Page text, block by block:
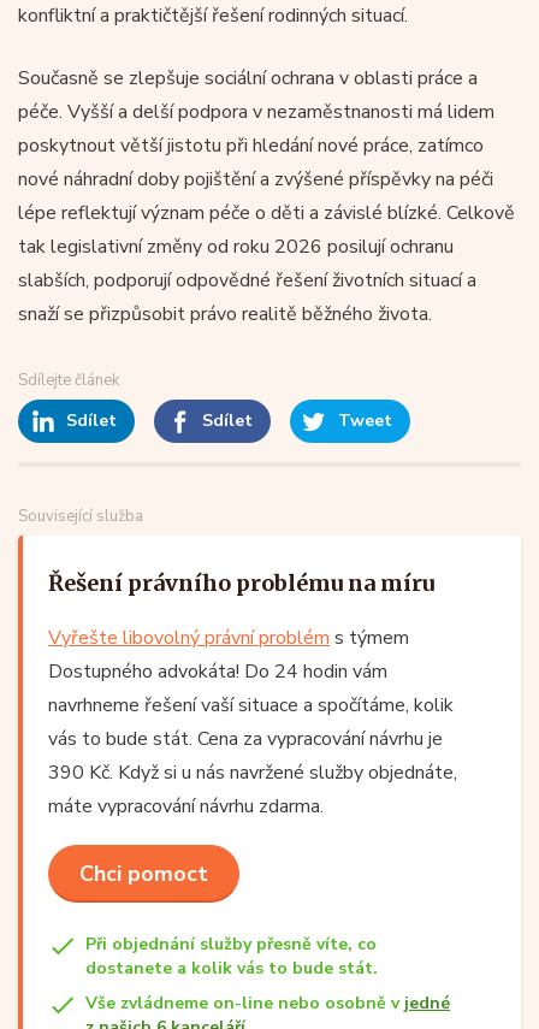
konfliktní a praktičtější řešení rodinných situací.
Současně se zlepšuje sociální ochrana v oblasti práce a
péče. Vyšší a delší podpora v nezaměstnanosti má lidem
poskytnout větší jistotu při hledání nové práce, zatímco
nové náhradní doby pojištění a zvýšené příspěvky na péči
lépe reflektují význam péče o děti a závislé blízké. Celkově
tak legislativní změny od roku 2026 posilují ochranu
slabších, podporují odpovědné řešení životních situací a
snaží se přizpůsobit právo realitě běžného života.
Sdílejte článek
Sdílet Sdílet Tweet
Související služba
Řešení právního problému na míru
Vyřešte libovolný právní problém s týmem
Dostupného advokáta! Do 24 hodin vám
navrhneme řešení vaší situace a spočítáme, kolik
vás to bude stát. Cena za vypracování návrhu je
390 Kč. Když si u nás navržené služby objednáte,
máte vypracování návrhu zdarma.
Chci pomoct
Při objednání služby přesně víte, co
dostanete a kolik vás to bude stát.
Vše zvládneme on-line nebo osobně v jedné